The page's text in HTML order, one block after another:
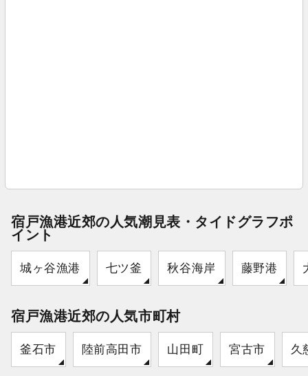
宿戸漁港近郊の人気潮見表・タイドグラフポ
イント
城ヶ谷漁港 七ツ釜 秋谷海岸 藤野港
宿戸漁港近郊の人気市町村
釜石市 陸前高田市 山田町 宮古市 久